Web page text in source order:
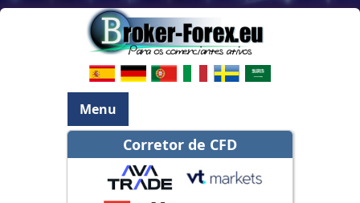
Menu
Corretor de CFD